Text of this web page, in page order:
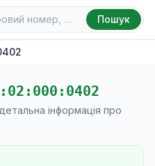
Пошук
інформація про